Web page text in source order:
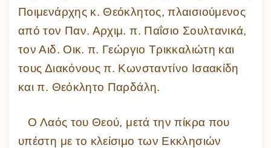
Ποιμενάρχης κ. Θεόκλητος, πλαισιούμενος
από τον Παν. Αρχιμ. π. Παΐσιο Σουλτανικά,
τον Αιδ. Οικ. π. Γεώργιο Τρικκαλιώτη και
τους Διακόνους π. Κωνσταντίνο Ισαακίδη
και π. Θεόκλητο Παρδάλη.
Ο Λαός του Θεού, μετά την πίκρα που
υπέστη με το κλείσιμο των Εκκλησιών